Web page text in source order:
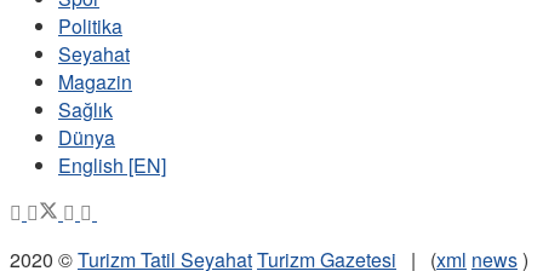
Politika
Seyahat
Magazin
Sağlık
Dünya
English [EN]
2020 ©Turizm Tatil SeyahatTurizm Gazetesi | (xml news)